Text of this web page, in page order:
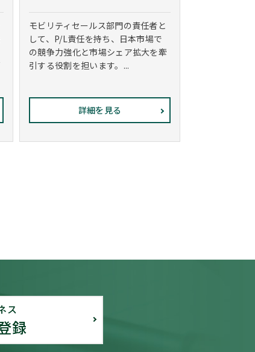
モビリティセールス部門の責任者と
して、P/L責任を持ち、日本市場で
の競争力強化と市場シェア拡大を牽
引する役割を担います。...
詳細を見る
ス
録